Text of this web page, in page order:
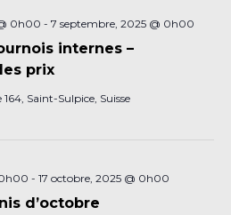
internes –
prix
0h00 - 7 septembre, 2025 @ 0h00
Saint-Sulpice, Suisse
d’octobre
- 17 octobre, 2025 @ 0h00